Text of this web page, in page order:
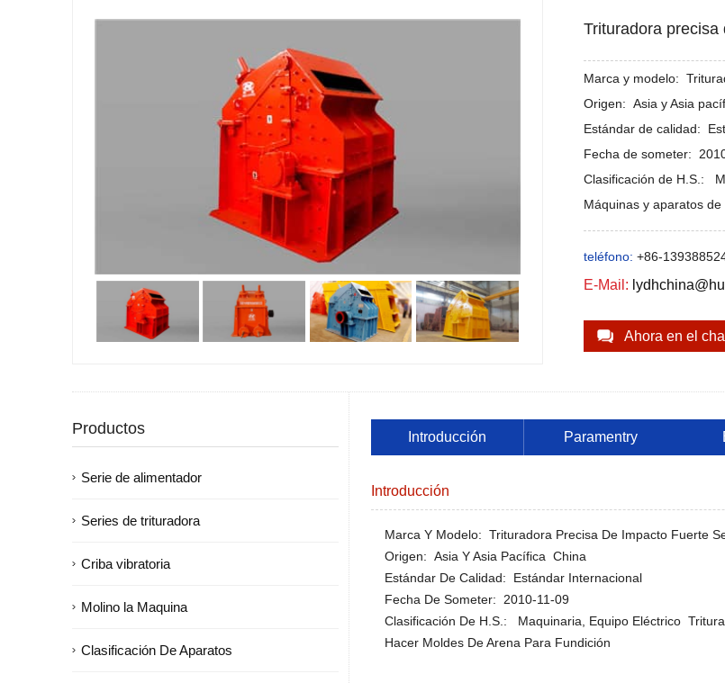
Trituradora
Marca y modelo:
Origen: Asia y Asia
Estándar de calidad:
Fecha de someter:
Clasificación de H.S.:
Máquinas y aparatos
teléfono: +86-
E-Mail:
Ahora en el
Productos
Serie de alimentador
Series de trituradora
Criba vibratoria
Molino la Maquina
Clasificación De Aparatos
Introducción Paramentry
Introducción
Marca Y Modelo: Trituradora Precisa De Impacto Fuerte
Origen: Asia Y Asia Pacífica China
Estándar De Calidad: Estándar Internacional
Fecha De Someter: 2010-11-09
Clasificación De H.S.: Maquinaria, Equipo Eléctrico
Hacer Moldes De Arena Para Fundición